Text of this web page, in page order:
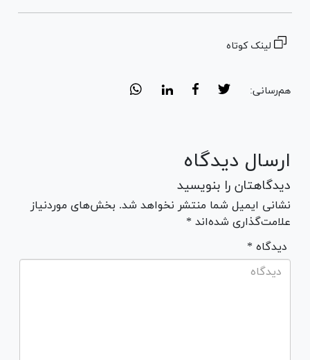
لینک کوتاه
هم‌رسانی:
ارسال دیدگاه
دیدگاهتان را بنویسید
نشانی ایمیل شما منتشر نخواهد شد. بخش‌های موردنیاز
علامت‌گذاری شده‌اند *
* دیدگاه